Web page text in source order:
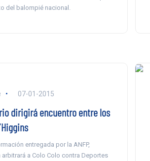
del balompié nacional.
07-01-2015
dirigirá encuentro entre los
entregada por la ANFP,
arbitrará a Colo Colo contra Deportes